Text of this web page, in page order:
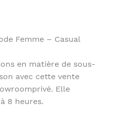
Femme – Casual
en matière de sous-
avec cette vente
Elle
8 heures.